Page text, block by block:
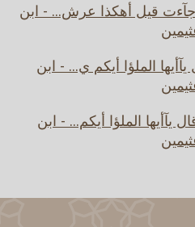
جآءت قيل أهكذا عرش... - ابن
الملؤا أيكم ي... - ابن
يآأيها الملؤا أيكم... - ابن